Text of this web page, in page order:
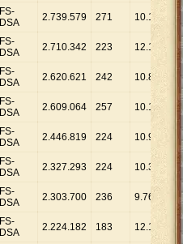
FS-
DSA
2.739.579 271 10.109
FS-
DSA
2.710.342 223 12.154
FS-
DSA
2.620.621 242 10.829
FS-
DSA
2.609.064 257 10.152
FS-
DSA
2.446.819 224 10.923
FS-
DSA
2.327.293 224 10.390
FS-
DSA
2.303.700 236 9.761
FS-
DSA
2.224.182 183 12.154